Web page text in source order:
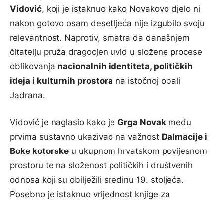
Vidović, koji je istaknuo kako Novakovo djelo ni
nakon gotovo osam desetljeća nije izgubilo svoju
relevantnost. Naprotiv, smatra da današnjem
čitatelju pruža dragocjen uvid u složene procese
oblikovanja nacionalnih identiteta, političkih
ideja i kulturnih prostora na istočnoj obali
Jadrana.
Vidović je naglasio kako je Grga Novak među
prvima sustavno ukazivao na važnost Dalmacije i
Boke kotorske u ukupnom hrvatskom povijesnom
prostoru te na složenost političkih i društvenih
odnosa koji su obilježili sredinu 19. stoljeća.
Posebno je istaknuo vrijednost knjige za